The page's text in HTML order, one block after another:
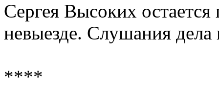
Сергея Высоких
невыезде. Слушания
****